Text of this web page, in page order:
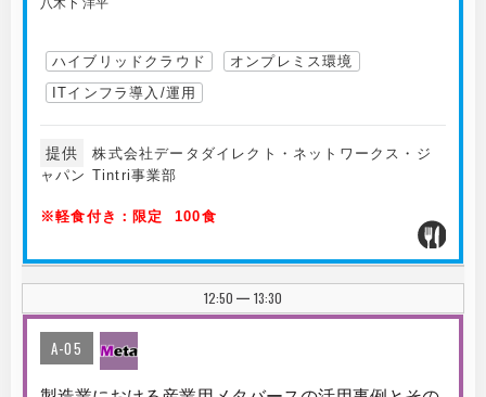
八木下 洋平
ハイブリッドクラウド
オンプレミス環境
ITインフラ導入/運用
提供
株式会社データダイレクト・ネットワークス・ジ
ャパン Tintri事業部
※軽食付き：限定 100食
12:50 | 13:30
A-05